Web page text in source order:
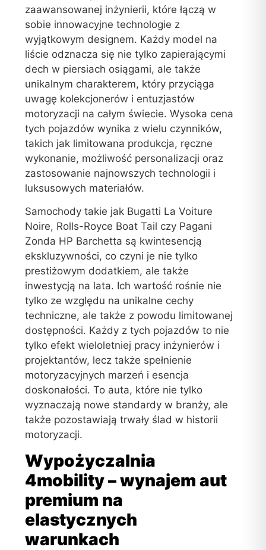
zaawansowanej inżynierii, które łączą w
sobie innowacyjne technologie z
wyjątkowym designem. Każdy model na
liście odznacza się nie tylko zapierającymi
dech w piersiach osiągami, ale także
unikalnym charakterem, który przyciąga
uwagę kolekcjonerów i entuzjastów
motoryzacji na całym świecie. Wysoka cena
tych pojazdów wynika z wielu czynników,
takich jak limitowana produkcja, ręczne
wykonanie, możliwość personalizacji oraz
zastosowanie najnowszych technologii i
luksusowych materiałów.
Samochody takie jak Bugatti La Voiture
Noire, Rolls-Royce Boat Tail czy Pagani
Zonda HP Barchetta są kwintesencją
ekskluzywności, co czyni je nie tylko
prestiżowym dodatkiem, ale także
inwestycją na lata. Ich wartość rośnie nie
tylko ze względu na unikalne cechy
techniczne, ale także z powodu limitowanej
dostępności. Każdy z tych pojazdów to nie
tylko efekt wieloletniej pracy inżynierów i
projektantów, lecz także spełnienie
motoryzacyjnych marzeń i esencja
doskonałości. To auta, które nie tylko
wyznaczają nowe standardy w branży, ale
także pozostawiają trwały ślad w historii
motoryzacji.
Wypożyczalnia
4mobility – wynajem aut
premium na
elastycznych
warunkach